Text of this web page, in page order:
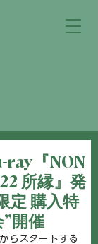
ray『NON
所縁』発
定 購入特
開催
らスタートする